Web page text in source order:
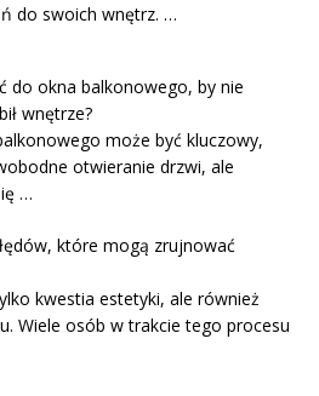
do swoich wnętrz. …
do okna balkonowego, by nie
wnętrze?
może być kluczowy,
otwieranie drzwi, ale
…
które mogą zrujnować
kwestia estetyki, ale również
Wiele osób w trakcie tego procesu